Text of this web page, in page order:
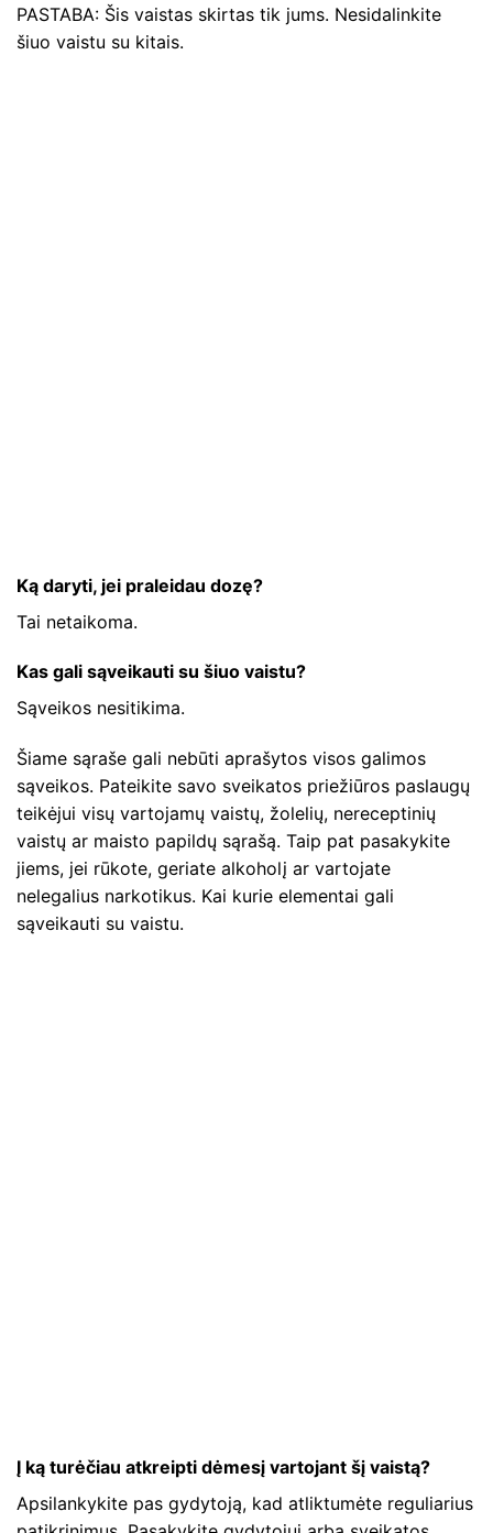
PASTABA: Šis vaistas skirtas tik jums. Nesidalinkite
šiuo vaistu su kitais.
Ką daryti, jei praleidau dozę?
Tai netaikoma.
Kas gali sąveikauti su šiuo vaistu?
Sąveikos nesitikima.
Šiame sąraše gali nebūti aprašytos visos galimos
sąveikos. Pateikite savo sveikatos priežiūros paslaugų
teikėjui visų vartojamų vaistų, žolelių, nereceptinių
vaistų ar maisto papildų sąrašą. Taip pat pasakykite
jiems, jei rūkote, geriate alkoholį ar vartojate
nelegalius narkotikus. Kai kurie elementai gali
sąveikauti su vaistu.
Į ką turėčiau atkreipti dėmesį vartojant šį vaistą?
Apsilankykite pas gydytoją, kad atliktumėte reguliarius